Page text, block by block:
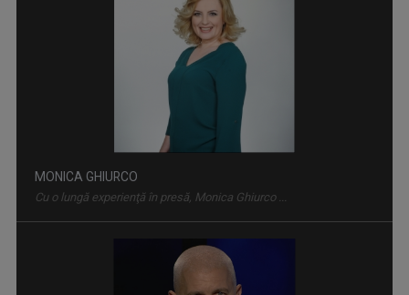
MONICA GHIURCO
Cu o lungă experienţă în presă, Monica Ghiurco ...